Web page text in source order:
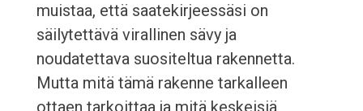
muistaa, että saatekirjeessäsi on
säilytettävä virallinen sävy ja
noudatettava suositeltua rakennetta.
Mutta mitä tämä rakenne tarkalleen
ottaen tarkoittaa ja mitä keskeisiä